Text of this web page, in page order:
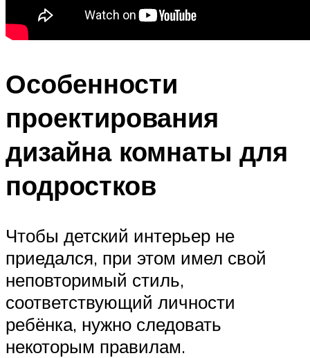
Особенности
проектирования
дизайна комнаты для
подростков
Чтобы детский интерьер не
приедался, при этом имел свой
неповторимый стиль,
соответствующий личности
ребёнка, нужно следовать
некоторым правилам.